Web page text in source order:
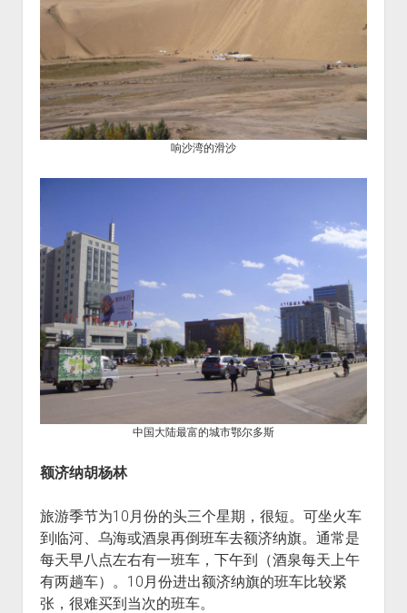
响沙湾的滑沙
中国大陆最富的城市鄂尔多斯
额济纳胡杨林
旅游季节为10月份的头三个星期，很短。可坐火车
到临河、乌海或酒泉再倒班车去额济纳旗。通常是
每天早八点左右有一班车，下午到（酒泉每天上午
有两趟车）。10月份进出额济纳旗的班车比较紧
张，很难买到当次的班车。